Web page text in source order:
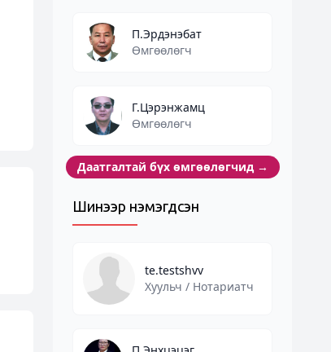
П.Эрдэнэбат
Өмгөөлөгч
Г.Цэрэнжамц
Өмгөөлөгч
Даатгалтай бүх өмгөөлөгчид →
Шинээр нэмэгдсэн
te.testshvv
Хуульч / Нотариатч